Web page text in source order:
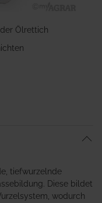
Ölrettich
tiefwurzelnde
Diese bildet
wodurch